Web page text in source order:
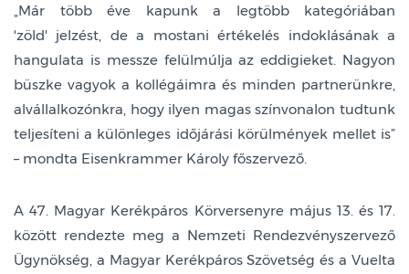
„Már több éve kapunk a legtöbb kategóriában
'zöld' jelzést, de a mostani értékelés indoklásának a
hangulata is messze felülmúlja az eddigieket. Nagyon
büszke vagyok a kollégáimra és minden partnerünkre,
alvállalkozónkra, hogy ilyen magas színvonalon tudtunk
teljesíteni a különleges időjárási körülmények mellet is”
– mondta Eisenkrammer Károly főszervező.
A 47. Magyar Kerékpáros Körversenyre május 13. és 17.
között rendezte meg a Nemzeti Rendezvényszervező
Ügynökség, a Magyar Kerékpáros Szövetség és a Vuelta